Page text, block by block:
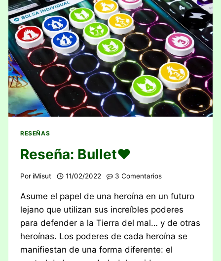
RESEÑAS
Reseña: Bullet♥︎
Por iMisut 11/02/2022 3 Comentarios
Asume el papel de una heroína en un futuro
lejano que utilizan sus increíbles poderes
para defender a la Tierra del mal… y de otras
heroínas. Los poderes de cada heroína se
manifiestan de una forma diferente: el